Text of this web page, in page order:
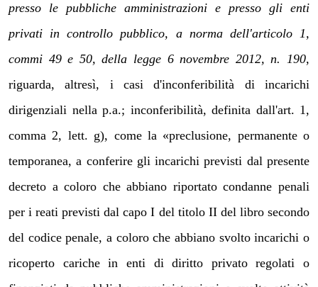
presso le pubbliche amministrazioni e presso gli enti
privati in controllo pubblico, a norma dell'articolo 1,
commi 49 e 50, della legge 6 novembre 2012, n. 190,
riguarda, altresì, i casi d'inconferibilità di incarichi
dirigenziali nella p.a.; inconferibilità, definita dall'art. 1,
comma 2, lett. g), come la «preclusione, permanente o
temporanea, a conferire gli incarichi previsti dal presente
decreto a coloro che abbiano riportato condanne penali
per i reati previsti dal capo I del titolo II del libro secondo
del codice penale, a coloro che abbiano svolto incarichi o
ricoperto cariche in enti di diritto privato regolati o